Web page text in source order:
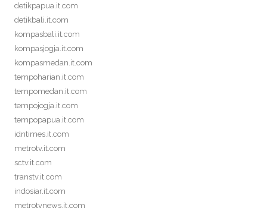
detikpapua.it.com
detikbali.it.com
kompasbali.it.com
kompasjogja.it.com
kompasmedan.it.com
tempoharian.it.com
tempomedan.it.com
tempojogja.it.com
tempopapua.it.com
idntimes.it.com
metrotv.it.com
sctv.it.com
transtv.it.com
indosiar.it.com
metrotvnews.it.com